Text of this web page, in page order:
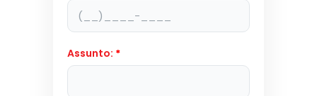
Assunto: *